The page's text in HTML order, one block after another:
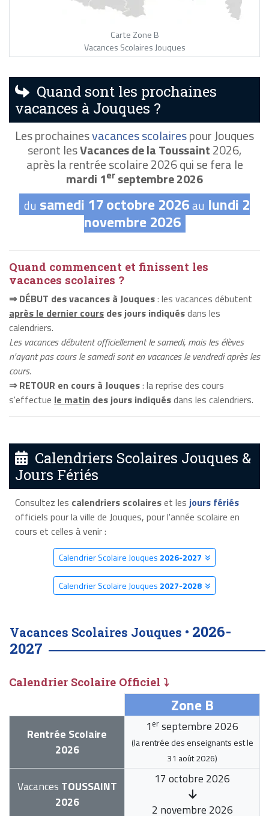
Carte Zone B
Vacances Scolaires Jouques
Quand sont les prochaines
vacances à Jouques ?
Les prochainesvacances scolairespour Jouques
seront lesVacances de la Toussaint2026,
après la rentrée scolaire 2026 qui se fera le
mardi 1er septembre 2026
du samedi 17 octobre 2026au lundi 2
novembre 2026
Quand commencent et finissent les
vacances scolaires ?
⇒ DÉBUT des vacances à Jouques: les vacances débutent
après le dernier cours des jours indiquésdans les
calendriers.
Les vacances débutent officiellement le samedi, mais les élèves
n'ayant pas cours le samedi sont en vacances le vendredi après les
cours.
⇒ RETOUR en cours à Jouques: la reprise des cours
s'effectue le matin des jours indiquésdans les calendriers.
Calendriers Scolaires Jouques &
Jours Fériés
Consultez les calendriers scolaireset les jours fériés
officiels pour la ville de Jouques, pour l'année scolaire en
cours et celles à venir :
Calendrier Scolaire Jouques 2026-2027
Calendrier Scolaire Jouques 2027-2028
Vacances Scolaires Jouques • 2026-
2027
Calendrier Scolaire Officiel ⤵
Zone B
Rentrée Scolaire
2026
1 er septembre 2026
(la rentrée des enseignants est le
31 août 2026)
Vacances TOUSSAINT
2026
17 octobre 2026
2 novembre 2026